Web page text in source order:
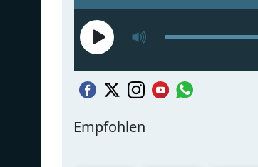
Empfohlen